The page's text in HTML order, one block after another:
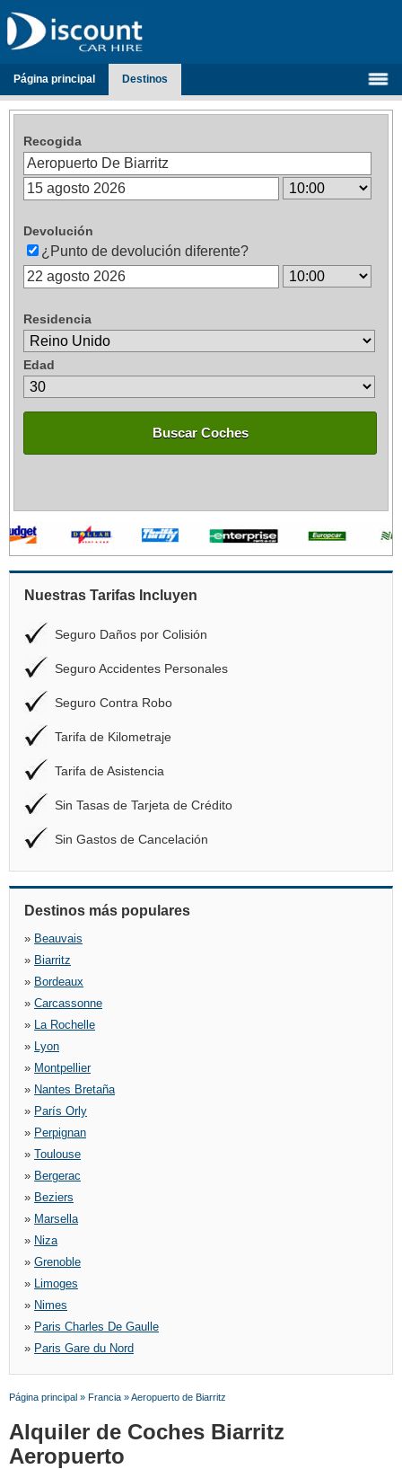
Página principal Destinos
Recogida
Devolución
¿Punto de devolución diferente?
Residencia
Edad
Buscar Coches
Nuestras Tarifas Incluyen
Seguro Daños por Colisión
Seguro Accidentes Personales
Seguro Contra Robo
Tarifa de Kilometraje
Tarifa de Asistencia
Sin Tasas de Tarjeta de Crédito
Sin Gastos de Cancelación
Destinos más populares
» Beauvais
» Biarritz
» Bordeaux
» Carcassonne
» La Rochelle
» Lyon
» Montpellier
» Nantes Bretaña
» París Orly
» Perpignan
» Toulouse
» Bergerac
» Beziers
» Marsella
» Niza
» Grenoble
» Limoges
» Nimes
» Paris Charles De Gaulle
» Paris Gare du Nord
Página principal » Francia »Aeropuerto de Biarritz
Alquiler de Coches Biarritz
Aeropuerto